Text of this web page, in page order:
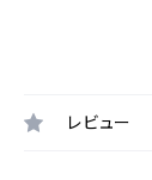
レビュー